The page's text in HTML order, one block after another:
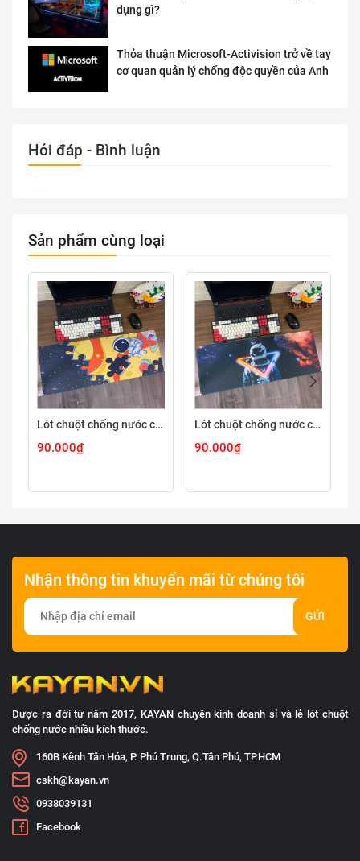
dụng gì?
Thỏa thuận Microsoft-Activision trở về tay
cơ quan quản lý chống độc quyền của Anh
Hỏi đáp - Bình luận
Sản phẩm cùng loại
Lót chuột chống nước cỡ lớn 80x30cm dày 3mm ASTRO-03-80X30
90.000₫
Lót chuột chống nước cỡ lớn 80x30cm dày 3mm ASTRO-02-80X30
90.000₫
Nhận thông tin khuyến mãi từ chúng tôi
GỬI
Được ra đời từ năm 2017, KAYAN chuyên kinh doanh sỉ và lẻ lót chuột
chống nước nhiều kích thước.
160B Kênh Tân Hóa, P. Phú Trung, Q.Tân Phú, TP.HCM
cskh@kayan.vn
0938039131
Facebook